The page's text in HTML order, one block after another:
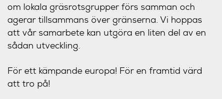
om lokala gräsrotsgrupper förs samman och
agerar tillsammans över gränserna. Vi hoppas
att vår samarbete kan utgöra en liten del av en
sådan utveckling.
För ett kämpande europa! För en framtid värd
att tro på!